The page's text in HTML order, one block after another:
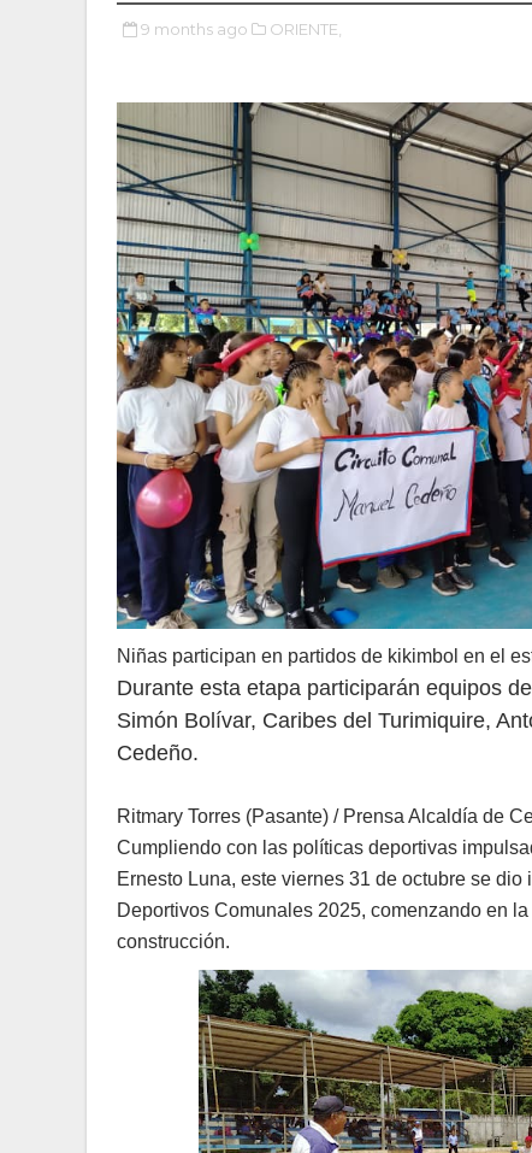
9 months ago ORIENTE,
Niñas participan en partidos de kikimbol en el
Durante esta etapa participarán equipos
Simón Bolívar, Caribes del Turimiquire,
Cedeño.
Ritmary Torres (Pasante) / Prensa Alcaldía de
Cumpliendo con las políticas deportivas
Ernesto Luna, este viernes 31 de octubre se
Deportivos Comunales 2025, comenzando en
construcción.